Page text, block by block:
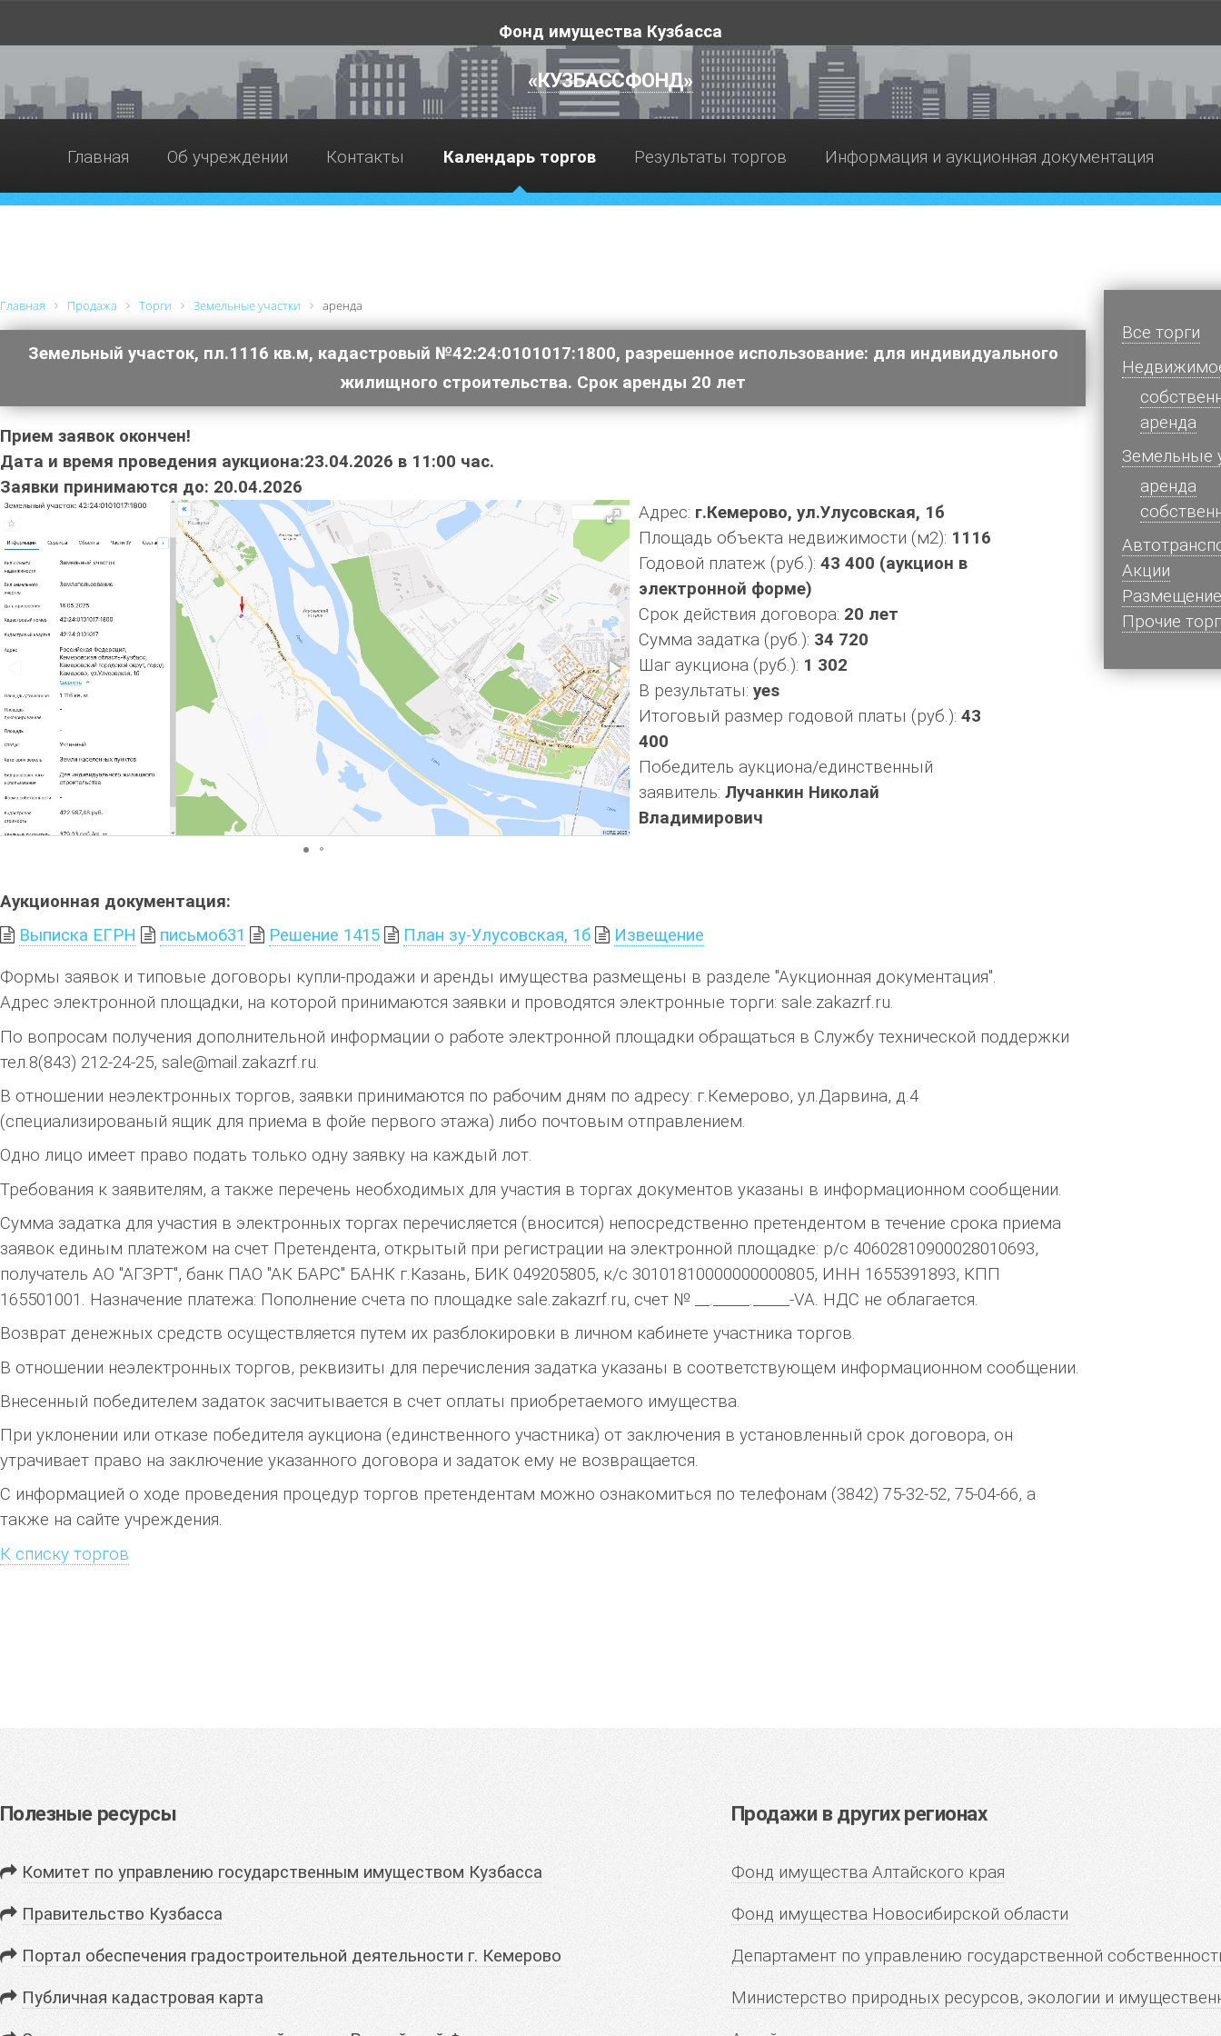
Фонд имущества Кузбасса
«КУЗБАССФОНД»
Главная Об учреждении Контакты Календарь торгов Результаты торгов Информация и аукционная документация
Главная Продажа Торги Земельные участки аренда
Земельный участок, пл.1116 кв.м, кадастровый №42:24:0101017:1800, разрешенное использование: для индивидуального
жилищного строительства. Срок аренды 20 лет
Прием заявок окончен!
Дата и время проведения аукциона:23.04.2026 в 11:00 час.
Заявки принимаются до: 20.04.2026
Адрес: г.Кемерово, ул.Улусовская, 1б
Площадь объекта недвижимости (м2): 1116
Годовой платеж (руб.): 43 400 (аукцион в
электронной форме)
Срок действия договора: 20 лет
Сумма задатка (руб.): 34 720
Шаг аукциона (руб.): 1 302
В результаты: yes
Итоговый размер годовой платы (руб.): 43
400
Победитель аукциона/единственный
заявитель: Лучанкин Николай
Владимирович
Аукционная документация:
Выписка ЕГРН
письмо631 Решение 1415 План зу-Улусовская, 1б Извещение
Формы заявок и типовые договоры купли-продажи и аренды имущества размещены в разделе "Аукционная документация".
Адрес электронной площадки, на которой принимаются заявки и проводятся электронные торги: sale.zakazrf.ru.
По вопросам получения дополнительной информации о работе электронной площадки обращаться в Службу технической поддержки
тел.8(843) 212-24-25, sale@mail.zakazrf.ru.
В отношении неэлектронных торгов, заявки принимаются по рабочим дням по адресу: г.Кемерово, ул.Дарвина, д.4
(специализированый ящик для приема в фойе первого этажа) либо почтовым отправлением.
Одно лицо имеет право подать только одну заявку на каждый лот.
Требования к заявителям, а также перечень необходимых для участия в торгах документов указаны в информационном сообщении.
Сумма задатка для участия в электронных торгах перечисляется (вносится) непосредственно претендентом в течение срока приема
заявок единым платежом на счет Претендента, открытый при регистрации на электронной площадке: р/с 40602810900028010693,
получатель АО "АГЗРТ", банк ПАО "АК БАРС" БАНК г.Казань, БИК 049205805, к/с 30101810000000000805, ИНН 1655391893, КПП
165501001. Назначение платежа: Пополнение счета по площадке sale.zakazrf.ru, счет № __._____._____-VA. НДС не облагается.
Возврат денежных средств осуществляется путем их разблокировки в личном кабинете участника торгов.
В отношении неэлектронных торгов, реквизиты для перечисления задатка указаны в соответствующем информационном сообщении.
Внесенный победителем задаток засчитывается в счет оплаты приобретаемого имущества.
При уклонении или отказе победителя аукциона (единственного участника) от заключения в установленный срок договора, он
утрачивает право на заключение указанного договора и задаток ему не возвращается.
С информацией о ходе проведения процедур торгов претендентам можно ознакомиться по телефонам ‎(3842) 75-32-52, 75-04-66, а
также на сайте учреждения.
К списку торгов
Все торги
аренда
Земельные
аренда
Акции
Прочие
Полезные ресурсы
Комитет по управлению государственным имуществом Кузбасса
Правительство Кузбасса
Портал обеспечения градостроительной деятельности г. Кемерово
Публичная кадастровая карта
Продажи в других регионах
Фонд имущества Алтайского края
Фонд имущества Новосибирской области
Департамент по управлению государственной
Министерство природных ресурсов, экологии и